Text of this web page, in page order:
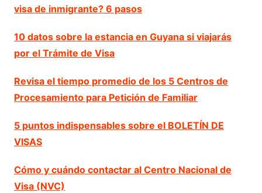
visa de inmigrante? 6 pasos
10 datos sobre la estancia en Guyana si viajarás
por el Trámite de Visa
Revisa el tiempo promedio de los 5 Centros de
Procesamiento para Petición de Familiar
5 puntos indispensables sobre el BOLETÍN DE
VISAS
Cómo y cuándo contactar al Centro Nacional de
Visa (NVC)